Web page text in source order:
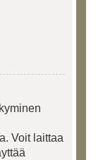
Voit laittaa